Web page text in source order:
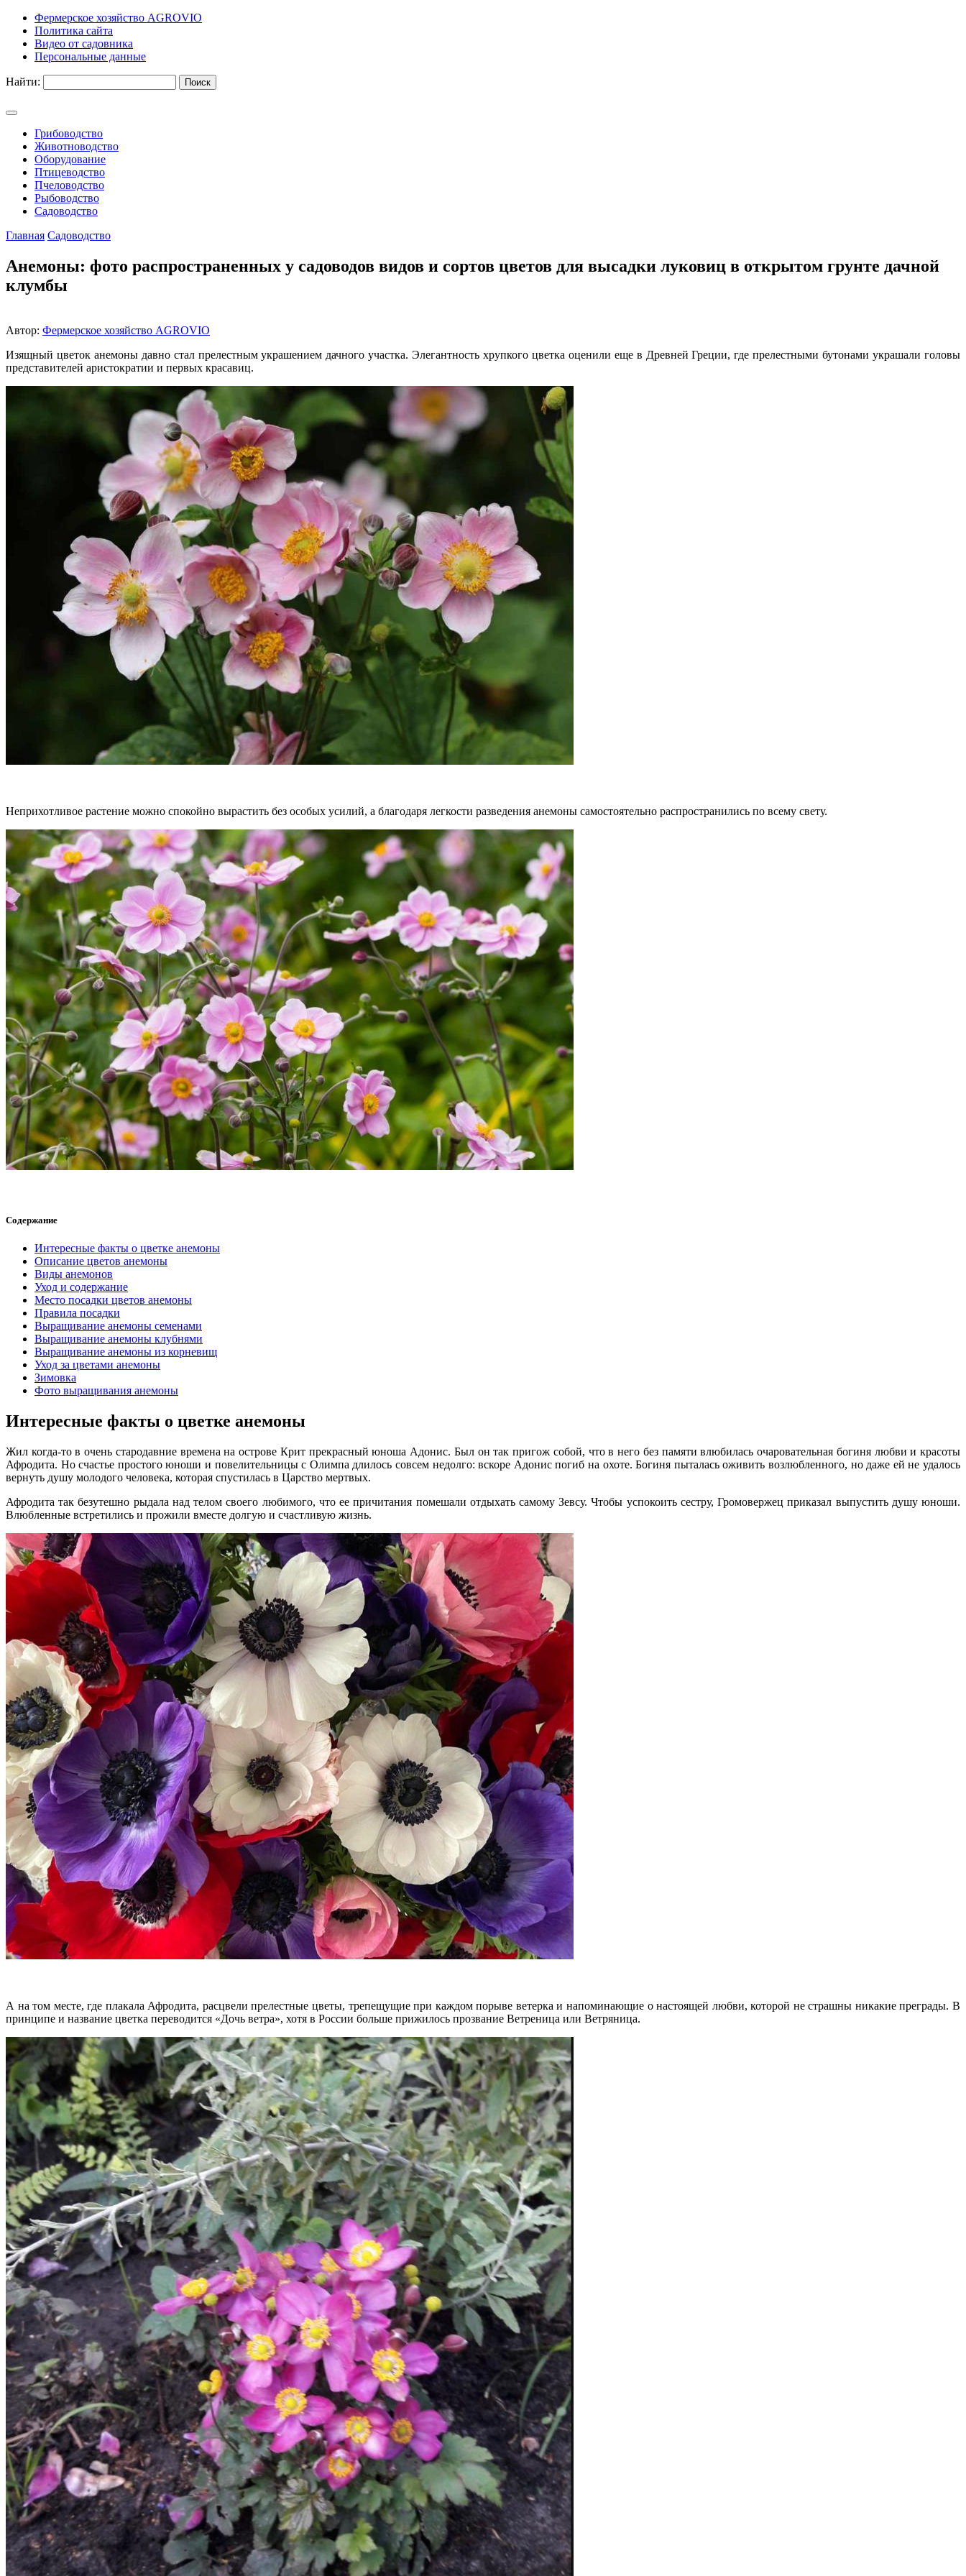
Фермерское хозяйство AGROVIO
Политика сайта
Видео от садовника
Персональные данные
Найти:
Грибоводство
Животноводство
Оборудование
Птицеводство
Пчеловодство
Рыбоводство
Садоводство
Главная Садоводство
Анемоны: фото распространенных у садоводов видов и сортов цветов для высадки луковиц в открытом грунте дачной
клумбы
Автор: Фермерское хозяйство AGROVIO
Изящный цветок анемоны давно стал прелестным украшением дачного участка. Элегантность хрупкого цветка оценили еще в Древней Греции, где прелестными бутонами украшали головы
представителей аристократии и первых красавиц.
Неприхотливое растение можно спокойно вырастить без особых усилий, а благодаря легкости разведения анемоны самостоятельно распространились по всему свету.
Содержание
Интересные факты о цветке анемоны
Описание цветов анемоны
Виды анемонов
Уход и содержание
Место посадки цветов анемоны
Правила посадки
Выращивание анемоны семенами
Выращивание анемоны клубнями
Выращивание анемоны из корневищ
Уход за цветами анемоны
Зимовка
Фото выращивания анемоны
Интересные факты о цветке анемоны
Жил когда-то в очень стародавние времена на острове Крит прекрасный юноша Адонис. Был он так пригож собой, что в него без памяти влюбилась очаровательная богиня любви и красоты
Афродита. Но счастье простого юноши и повелительницы с Олимпа длилось совсем недолго: вскоре Адонис погиб на охоте. Богиня пыталась оживить возлюбленного, но даже ей не удалось
вернуть душу молодого человека, которая спустилась в Царство мертвых.
Афродита так безутешно рыдала над телом своего любимого, что ее причитания помешали отдыхать самому Зевсу. Чтобы успокоить сестру, Громовержец приказал выпустить душу юноши.
Влюбленные встретились и прожили вместе долгую и счастливую жизнь.
А на том месте, где плакала Афродита, расцвели прелестные цветы, трепещущие при каждом порыве ветерка и напоминающие о настоящей любви, которой не страшны никакие преграды. В
принципе и название цветка переводится «Дочь ветра», хотя в России больше прижилось прозвание Ветреница или Ветряница.